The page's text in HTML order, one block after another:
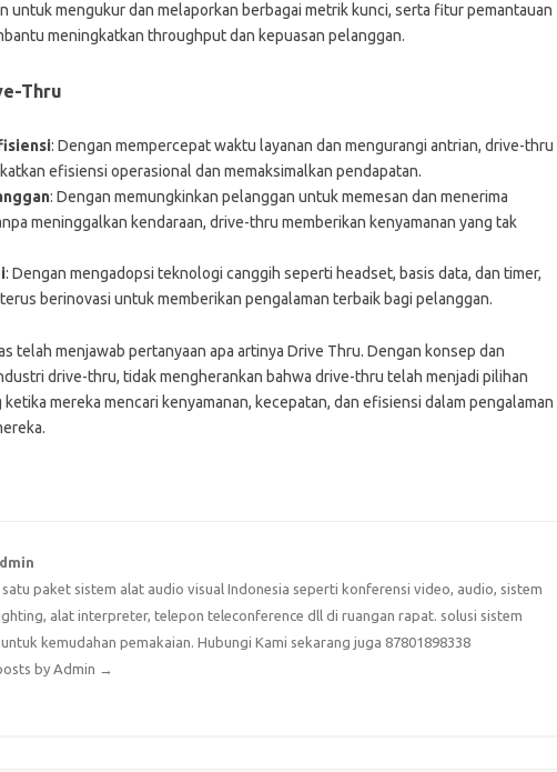
untuk mengukur dan melaporkan berbagai metrik kunci, serta fitur pemantauan
meningkatkan throughput dan kepuasan pelanggan.
Thru
: Dengan mempercepat waktu layanan dan mengurangi antrian, drive-thru
efisiensi operasional dan memaksimalkan pendapatan.
: Dengan memungkinkan pelanggan untuk memesan dan menerima
meninggalkan kendaraan, drive-thru memberikan kenyamanan yang tak
: Dengan mengadopsi teknologi canggih seperti headset, basis data, dan timer,
berinovasi untuk memberikan pengalaman terbaik bagi pelanggan.
telah menjawab pertanyaan apa artinya Drive Thru. Dengan konsep dan
drive-thru, tidak mengherankan bahwa drive-thru telah menjadi pilihan
ketika mereka mencari kenyamanan, kecepatan, dan efisiensi dalam pengalaman
satu paket sistem alat audio visual Indonesia seperti konferensi video, audio, sistem
alat interpreter, telepon teleconference dll di ruangan rapat. solusi sistem
kemudahan pemakaian. Hubungi Kami sekarang juga 87801898338
by Admin →